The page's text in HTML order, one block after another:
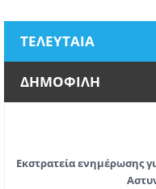
ΤΕΛΕΥΤΑΙΑ
ΔΗΜΟΦΙΛΗ
Εκστρατεία ενημέρωσης